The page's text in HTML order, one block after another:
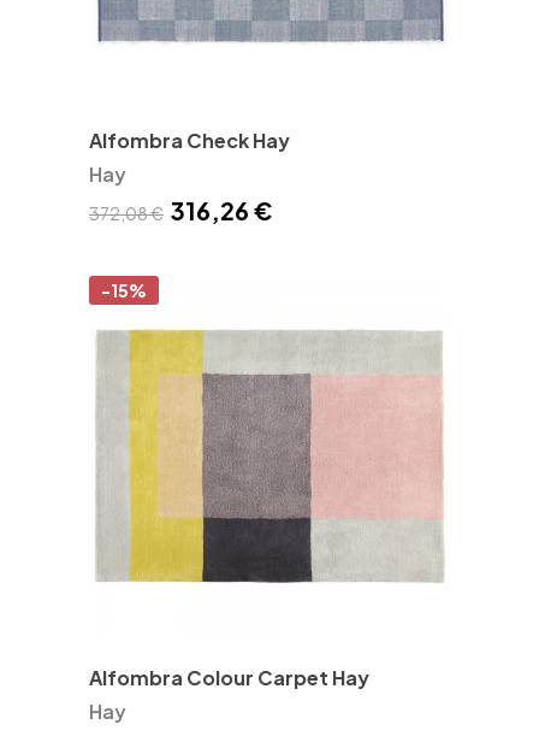
Alfombra Check Hay
Hay
372,08 € 316,26 €
-15%
Alfombra Colour Carpet Hay
Hay